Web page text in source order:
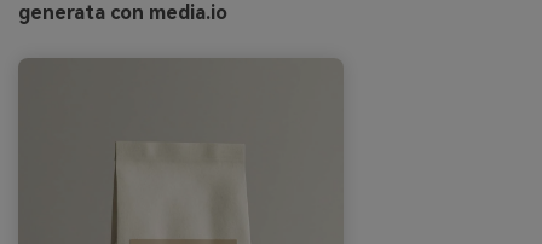
generata con media.io